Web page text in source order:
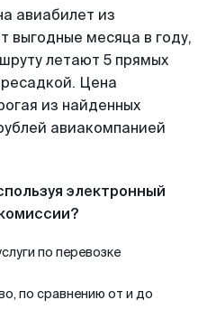
авиабилет из
выгодные месяца в году,
летают 5 прямых
Цена
из найденных
авиакомпанией
электронный
по перевозке
по сравнению от и до